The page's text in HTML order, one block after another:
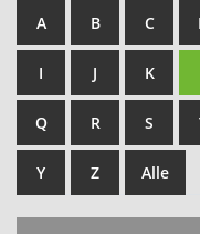
A B C
I J K
Q R S
Y Z Alle